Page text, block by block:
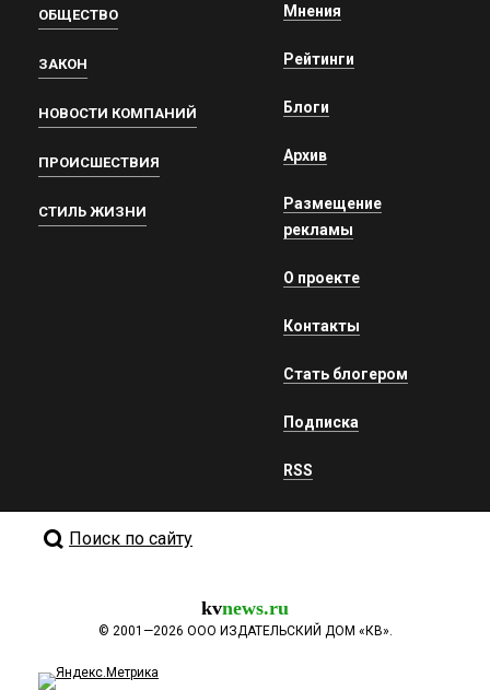
ОБЩЕСТВО
ЗАКОН
НОВОСТИ КОМПАНИЙ
ПРОИСШЕСТВИЯ
СТИЛЬ ЖИЗНИ
Мнения
Рейтинги
Блоги
Архив
Размещение
рекламы
О проекте
Контакты
Стать блогером
Подписка
RSS
Поиск по сайту
kvnews.ru
© 2001—2026 ООО ИЗДАТЕЛЬСКИЙ ДОМ «КВ».